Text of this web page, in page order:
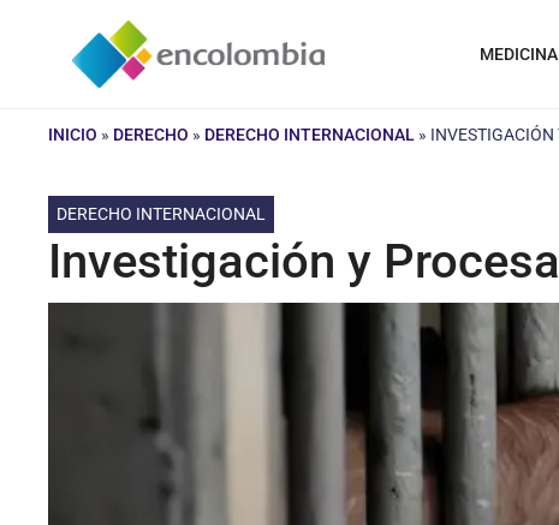
contenido
MEDICINA
INICIO » DERECHO » DERECHO INTERNACIONAL » INVESTIGACIÓN
DERECHO INTERNACIONAL
Investigación y